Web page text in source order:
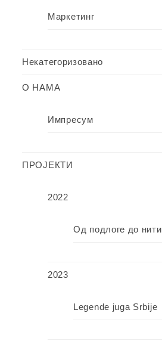
Маркетинг
Некатегоризовано
О НАМА
Импресум
ПРОЈЕКТИ
2022
Од подлоге до нити
2023
Legende juga Srbije